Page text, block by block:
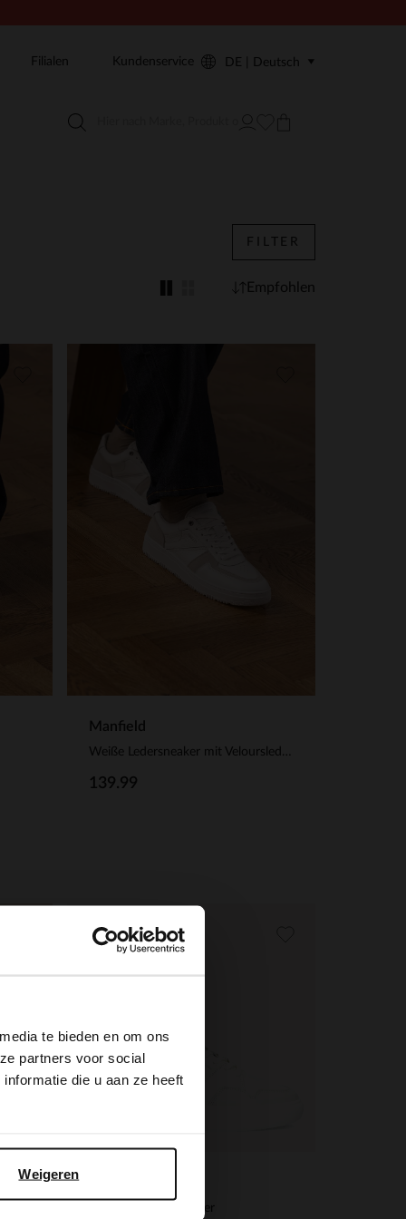
te bieden en om ons
partners voor social
die u aan ze heeft
Weigeren
Filialen Kundenservice DE | Deutsch
FILTER
Empfohlen
Manfield
139.99
Weiße Nubuk-Sneaker
-50%
-10% EXTRA